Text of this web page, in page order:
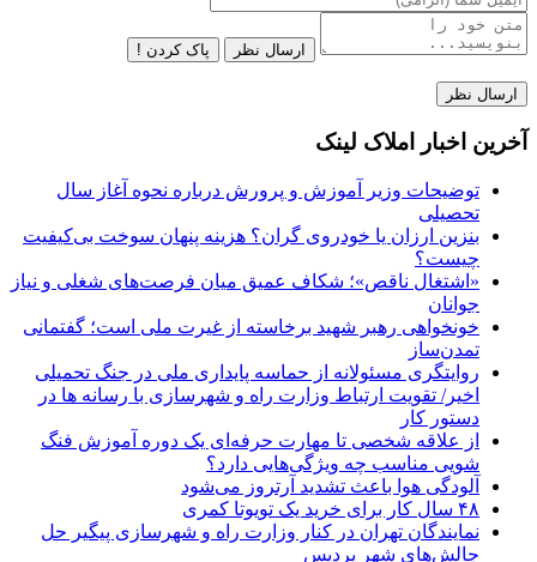
ارسال نظر پاک کردن !
آخرین اخبار املاک لینک
توضیحات وزیر آموزش و پرورش درباره نحوه آغاز سال
تحصیلی
بنزین ارزان یا خودروی گران؟ هزینه پنهان سوخت بی‌کیفیت
چیست؟
«اشتغال ناقص»؛ شکاف عمیق میان فرصت‌های شغلی و نیاز
جوانان
خونخواهی رهبر شهید برخاسته از غیرت ملی است؛ گفتمانی
تمدن‌ساز
روایتگری مسئولانه از حماسه‌ پایداری ملی در جنگ تحمیلی
اخیر/ تقویت ارتباط وزارت راه و شهرسازی با رسانه ها در
دستور کار
از علاقه شخصی تا مهارت حرفه‌ای یک دوره آموزش فنگ
شویی مناسب چه ویژگی‌هایی دارد؟
آلودگی هوا باعث تشدید آرتروز می‌شود
۴۸ سال کار برای خرید یک تویوتا کمری
نمایندگان تهران در کنار وزارت راه و شهرسازی پیگیر حل
چالش‌های شهر پردیس